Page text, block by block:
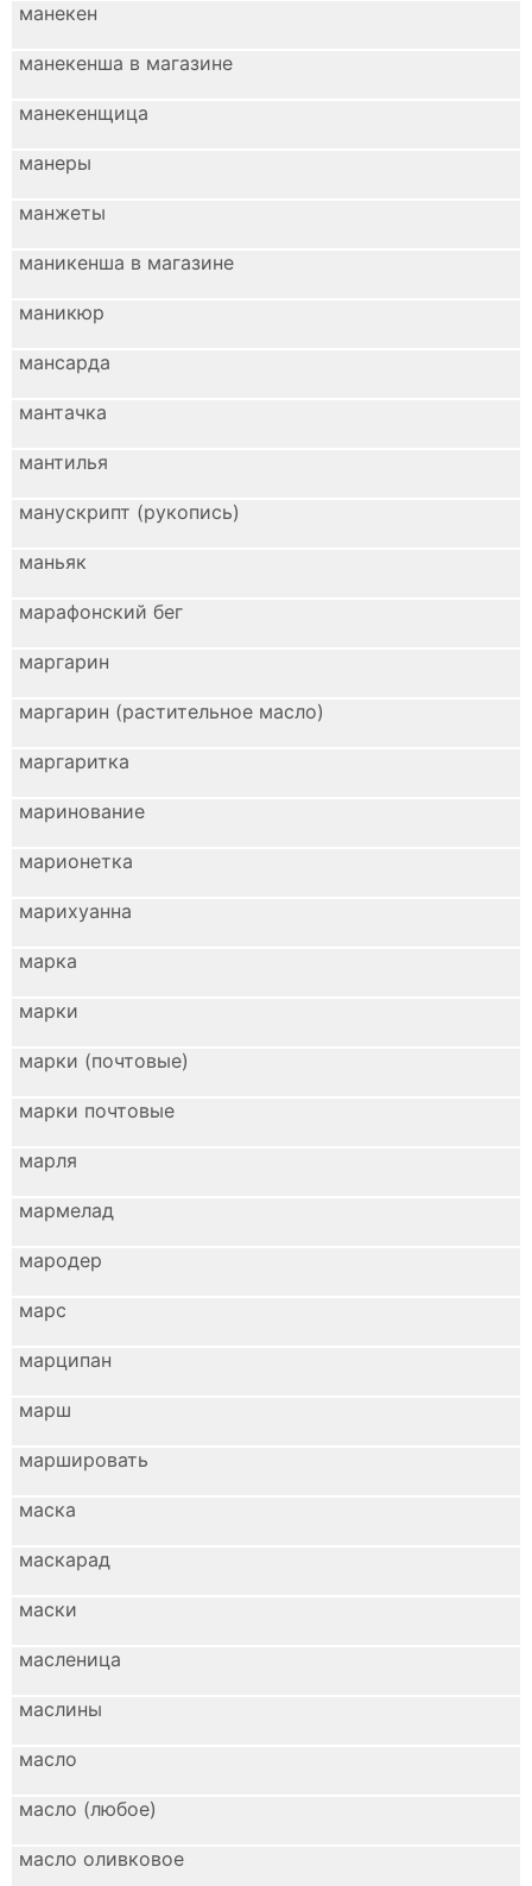
манекен
манекенша в магазине
манекенщица
манеры
манжеты
маникенша в магазине
маникюр
мансарда
мантачка
мантилья
манускрипт (рукопись)
маньяк
марафонский бег
маргарин
маргарин (растительное масло)
маргаритка
маринование
марионетка
марихуанна
марка
марки
марки (почтовые)
марки почтовые
марля
мармелад
мародер
марс
марципан
марш
маршировать
маска
маскарад
маски
масленица
маслины
масло
масло (любое)
масло оливковое